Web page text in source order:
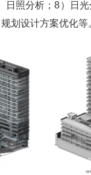
日照分析；8）日
划设计方案优化等